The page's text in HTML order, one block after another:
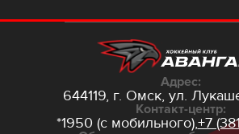
Адрес:
644119, г. Омск, ул.
Контакт-центр:
*1950 (с мобильного),+7